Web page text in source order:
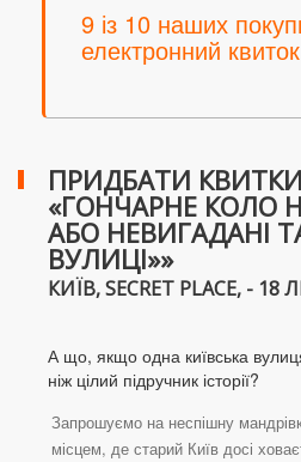
9 із 10 наших
електронний
ПРИДБАТИ КВИТКИ
«ГОНЧАРНЕ КОЛО
АБО НЕВИГАДАНІ
ВУЛИЦІ»»
КИЇВ, SECRET PLACE, -
А що, якщо одна київська
ніж цілий підручник історії?
Запрошуємо на неспішну
місцем, де старий Київ досі